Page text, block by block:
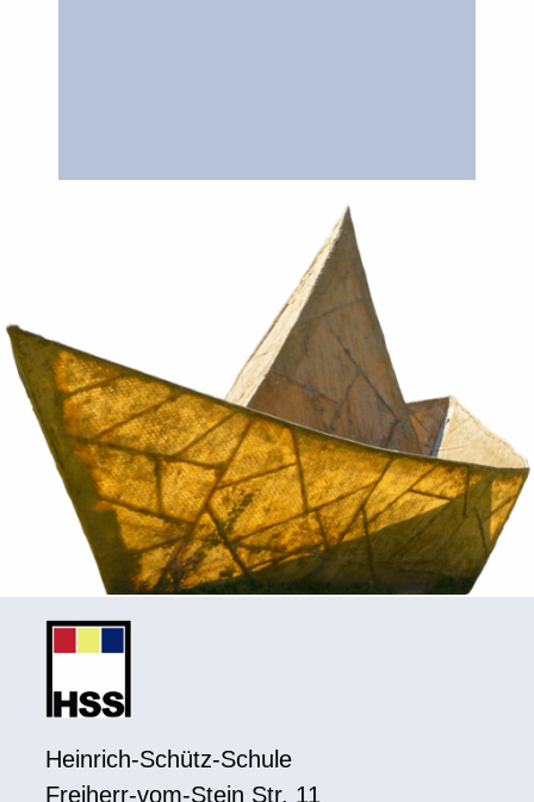
Heinrich-Schütz-Schule
Freiherr-vom-Stein Str. 11